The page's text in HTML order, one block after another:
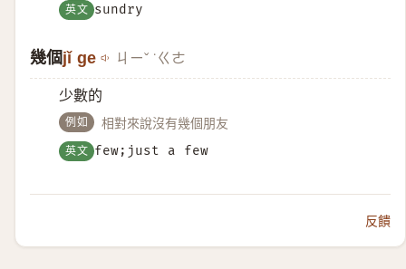
英文 sundry
幾個jǐ ge ㄐㄧˇ ˙ㄍㄜ
少數的
例如 相對來說沒有幾個朋友
英文 few;just a few
反饋